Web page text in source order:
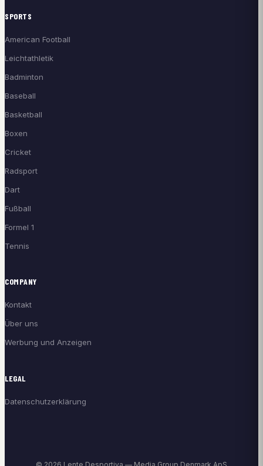
SPORTS
American Football
Leichtathletik
Badminton
Baseball
Basketball
Boxen
Cricket
Radsport
Dart
Fußball
Formel 1
Tennis
COMPANY
Kontakt
Über uns
Werbung und Anzeigen
LEGAL
Datenschutzerklärung